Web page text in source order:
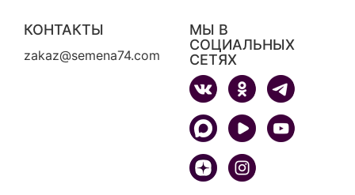
КОНТАКТЫ
zakaz@semena74.com
МЫ В
СОЦИАЛЬНЫХ
СЕТЯХ